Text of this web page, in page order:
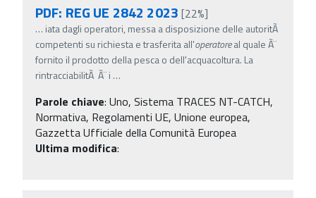
PDF: REG UE 2842 2023 [22%]
… iata dagli operatori, messa a disposizione delle autoritÃ
competenti su richiesta e trasferita all'operatoreal quale Ã¨
fornito il prodotto della pesca o dell'acquacoltura. La
rintracciabilitÃ Ã¨ i …
Parole chiave: Uno, Sistema TRACES NT-CATCH,
Normativa, Regolamenti UE, Unione europea,
Gazzetta Ufficiale della Comunità Europea
Ultima modifica: